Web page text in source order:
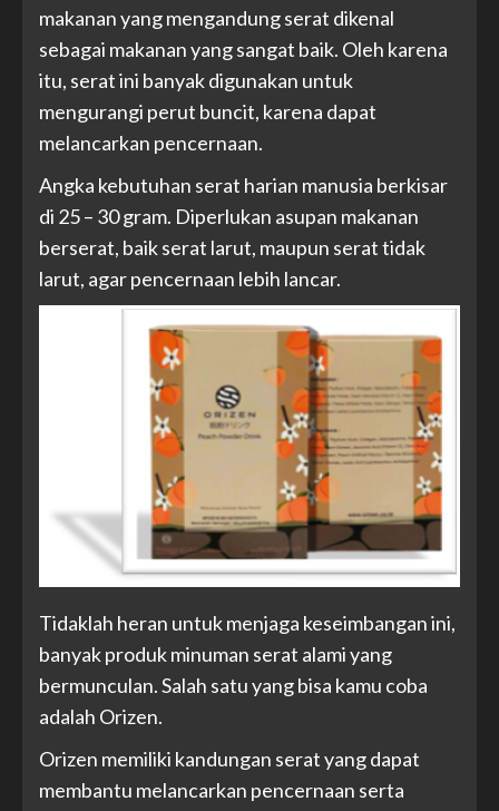
makanan yang mengandung serat dikenal
sebagai makanan yang sangat baik. Oleh karena
itu, serat ini banyak digunakan untuk
mengurangi perut buncit, karena dapat
melancarkan pencernaan.
Angka kebutuhan serat harian manusia berkisar
di 25 – 30 gram. Diperlukan asupan makanan
berserat, baik serat larut, maupun serat tidak
larut, agar pencernaan lebih lancar.
Tidaklah heran untuk menjaga keseimbangan ini,
banyak produk minuman serat alami yang
bermunculan. Salah satu yang bisa kamu coba
adalah Orizen.
Orizen memiliki kandungan serat yang dapat
membantu melancarkan pencernaan serta